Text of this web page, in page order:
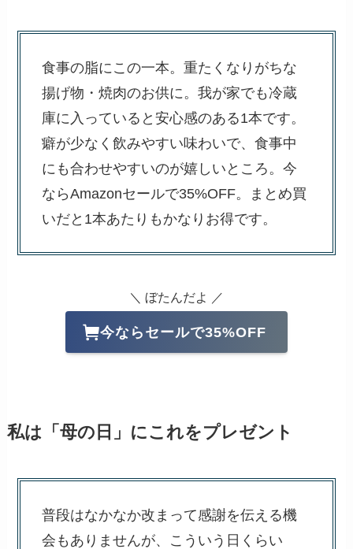
食事の脂にこの一本。重たくなりがちな
揚げ物・焼肉のお供に。我が家でも冷蔵
庫に入っていると安心感のある1本です。
癖が少なく飲みやすい味わいで、食事中
にも合わせやすいのが嬉しいところ。今
ならAmazonセールで35%OFF。まとめ買
いだと1本あたりもかなりお得です。
＼ ぼたんだよ ／
今ならセールで35%OFF
私は「母の日」にこれをプレゼント
普段はなかなか改まって感謝を伝える機
会もありませんが、こういう日くらい